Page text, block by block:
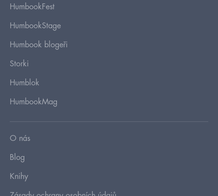
HumbookFest
HumbookStage
Humbook blogeři
Storki
Humblok
HumbookMag
O nás
Blog
Knihy